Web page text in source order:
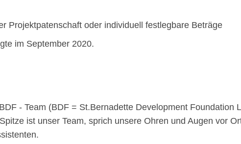
Projektpatenschaft oder individuell festlegbare Beträge
im September 2020.
- Team (BDF = St.Bernadette Development Foundation
ist unser Team, sprich unsere Ohren und Augen vor